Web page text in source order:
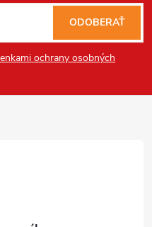
ochrany osobných
ODOBERAŤ